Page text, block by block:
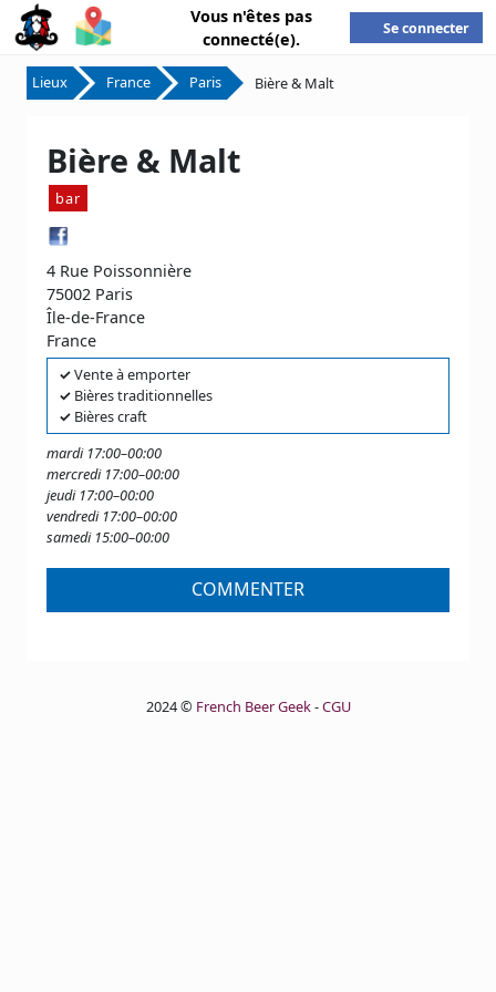
Vous n'êtes pas
connecté(e).
Se connecter
Lieux France Paris Bière & Malt
Bière & Malt
bar
4 Rue Poissonnière
75002 Paris
Île-de-France
France
✓Vente à emporter
✓ Bières traditionnelles
✓ Bières craft
mardi 17:00–00:00
mercredi 17:00–00:00
jeudi 17:00–00:00
vendredi 17:00–00:00
samedi 15:00–00:00
COMMENTER
2024 © French Beer Geek-CGU